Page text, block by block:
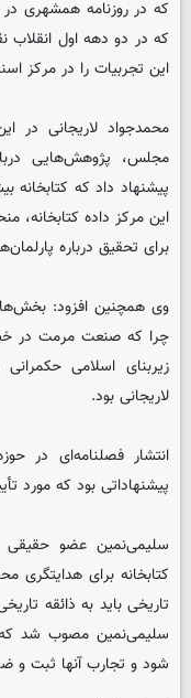
که در روزنامه همشهری
که در دو دهه اول انقلاب
این تجربیات را در مرکز
محمدجواد لاریجانی در
مجلس، پژوهش‌هایی
پیشنهاد داد که کتابخانه
این مرکز داده‌ کتابخانه،
برای تحقیق درباره
وی همچنین افزود:
چرا که صنعت مرمت در
زیربنای اسلامی
لاریجانی بود.
انتشار فصلنامه‌ای در
پیشنهاداتی بود که مورد
سلیمی‌نمین عضو حقیقی
کتابخانه برای هدایتگری
تاریخی باید به ذائقه
سلیمی‌نمین مصوب شد که
شود و تجارب آنها ثبت و